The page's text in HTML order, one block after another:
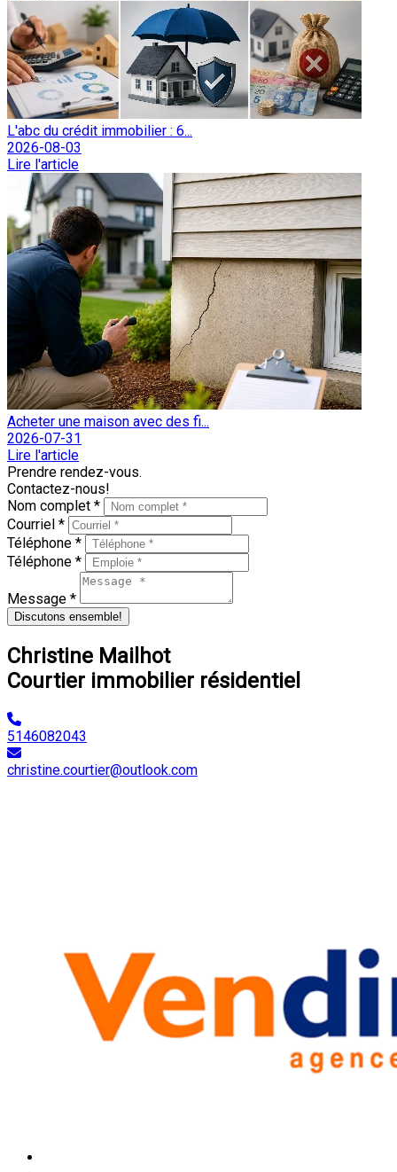
L'abc du crédit immobilier : 6...
2026-08-03
Lire l'article
Acheter une maison avec des fi...
2026-07-31
Lire l'article
Prendre rendez-vous.
Contactez-nous!
Nom complet *
Courriel *
Téléphone *
Téléphone *
Message *
Discutons ensemble!
Christine Mailhot
Courtier immobilier résidentiel
5146082043
christine.courtier@outlook.com